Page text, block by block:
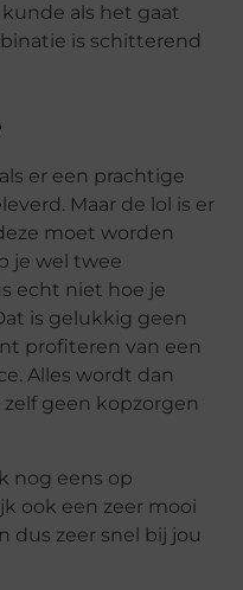
als het gaat
is schitterend
er een prachtige
Maar de lol is er
moet worden
je wel twee
echt niet hoe je
is gelukkig geen
profiteren van een
Alles wordt dan
geen kopzorgen
nog eens op
ook een zeer mooi
dus zeer snel bij jou